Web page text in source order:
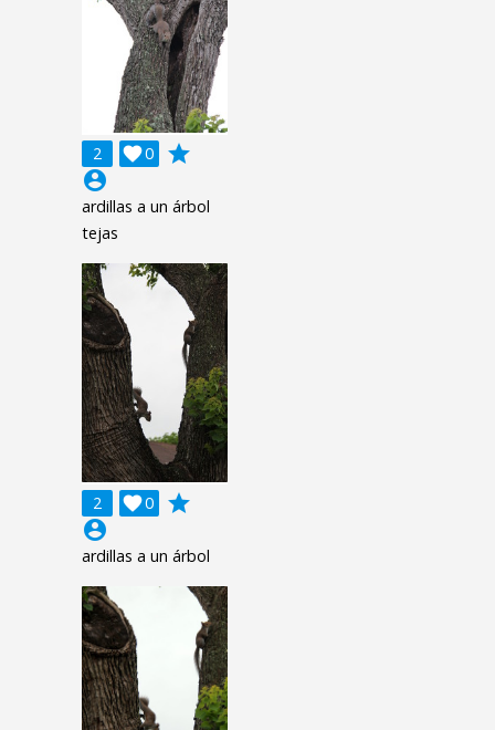
2 0

grade
account_circle
ardillas a un árbol
tejas
2 0

grade
account_circle
ardillas a un árbol